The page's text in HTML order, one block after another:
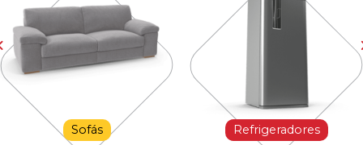
Sofás Refrigeradores